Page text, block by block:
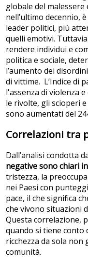
globale del
nell’ultimo decennio,
leader politici, più
quelli emotivi.
rendere individui e
politica e sociale,
l’aumento dei
di vittime. L’Indice di
l'assenza di violenza
le rivolte, gli scioperi
sono aumentati del
Correlazioni tra
Dall’analisi condotta
negative sono chiari
tristezza, la
nei Paesi con
pace, il che significa
che vivono situazioni
Questa correlazione,
quando si tiene conto
ricchezza da sola non
comunità.